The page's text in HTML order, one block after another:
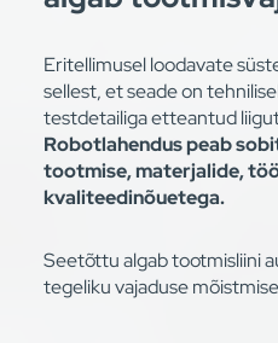
Eritellimusel loodavate
sellest, et seade on
testdetailiga etteantud
Robotlahendus peab
tootmise, materjalide,
kvaliteedinõuetega.
Seetõttu algab tootmisliini
tegeliku vajaduse